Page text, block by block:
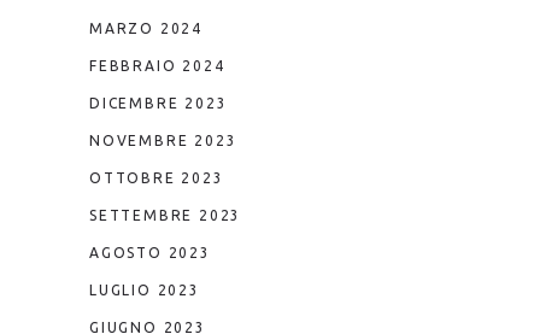
MARZO 2024
FEBBRAIO 2024
DICEMBRE 2023
NOVEMBRE 2023
OTTOBRE 2023
SETTEMBRE 2023
AGOSTO 2023
LUGLIO 2023
GIUGNO 2023